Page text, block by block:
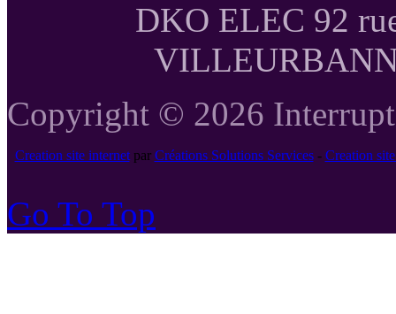
DKO ELEC 92
Copyright © 2026
Creation site internetpar Créations Solutions Services- Creation
Go To Top